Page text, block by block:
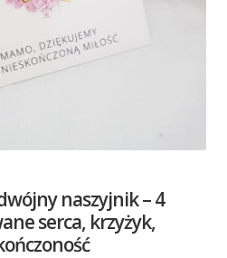
naszyjnik – 4
serca, krzyżyk,